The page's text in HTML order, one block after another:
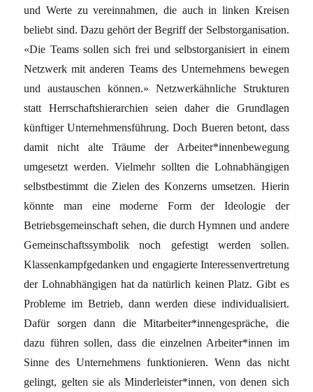
und Werte zu vereinnahmen, die auch in linken Kreisen
beliebt sind. Dazu gehört der Begriff der Selbstorganisation.
«Die Teams sollen sich frei und selbstorganisiert in einem
Netzwerk mit anderen Teams des Unternehmens bewegen
und austauschen können.» Netzwerkähnliche Strukturen
statt Herrschaftshierarchien seien daher die Grundlagen
künftiger Unternehmensführung. Doch Bueren betont, dass
damit nicht alte Träume der Arbeiter*innenbewegung
umgesetzt werden. Vielmehr sollten die Lohnabhängigen
selbstbestimmt die Zielen des Konzerns umsetzen. Hierin
könnte man eine moderne Form der Ideologie der
Betriebsgemeinschaft sehen, die durch Hymnen und andere
Gemeinschaftssymbolik noch gefestigt werden sollen.
Klassenkampfgedanken und engagierte Interessenvertretung
der Lohnabhängigen hat da natürlich keinen Platz. Gibt es
Probleme im Betrieb, dann werden diese individualisiert.
Dafür sorgen dann die Mitarbeiter*innengespräche, die
dazu führen sollen, dass die einzelnen Arbeiter*innen im
Sinne des Unternehmens funktionieren. Wenn das nicht
gelingt, gelten sie als Minderleister*innen, von denen sich